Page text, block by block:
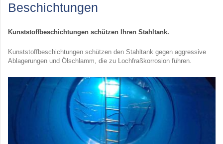
Beschichtungen
Kunststoffbeschichtungen schützen Ihren Stahltank.
Kunststoffbeschichtungen schützen den Stahltank gegen aggressive
Ablagerungen und Ölschlamm, die zu Lochfraßkorrosion führen.